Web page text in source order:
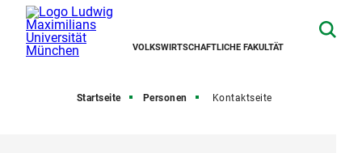
VOLKSWIRTSCHAFTLICHE FAKULTÄT
Startseite Personen Kontaktseite